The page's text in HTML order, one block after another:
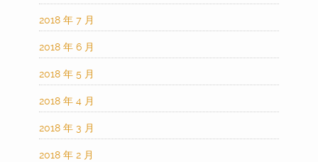
2018 年 7 月
2018 年 6 月
2018 年 5 月
2018 年 4 月
2018 年 3 月
2018 年 2 月